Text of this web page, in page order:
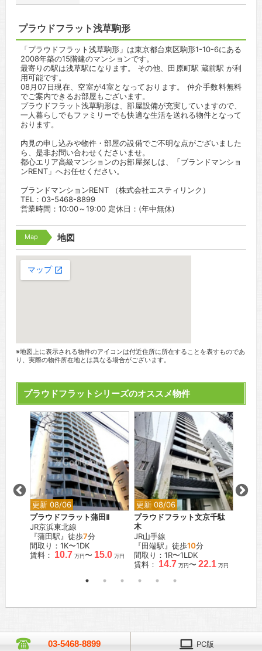
プラウドフラット浅草駒形
「プラウドフラット浅草駒形」は東京都台東区駒形1-10-6にある
2008年築の15階建のマンションです。
最寄りの駅は浅草駅になります。 その他、田原町駅 蔵前駅 が利
用可能です。
08月07日現在、空室が4室となっております。 仲介手数料無料
でご案内できるお部屋もございます。
プラウドフラット浅草駒形は、部屋設備が充実していますので、
一人暮らしでもファミリーでも快適な生活を送れる物件となって
おります。
内見の申し込みや物件・部屋の設備でご不明な点がございました
ら、是非お問い合わせくださいませ。
都心エリア高級マンションのお部屋探しは、「ブランドマンショ
ンRENT」へお任せください。
ブランドマンションRENT （株式会社エスティリンク）
TEL：03-5468-8899
営業時間：10:00～19:00 定休日：(年中無休)
Map 地図
※地図上に表示される物件のアイコンは付近住所に所在することを表すものであ
り、実際の物件所在地とは異なる場合がございます。
プラウドフラットシリーズのオススメ物件
更新 08/06
プラウドフラット蒲田Ⅱ
JR京浜東北線
『蒲田駅』徒歩7分
間取り：1K〜1DK
賃料： 10.7 万円〜 15.0 万円
更新 08/06
プラウドフラット文京千駄
木
JR山手線
『田端駅』徒歩10分
間取り：1R〜1LDK
賃料： 14.7 万円〜 22.1 万円
03-5468-8899 PC版